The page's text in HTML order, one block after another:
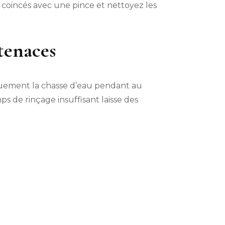
avec une pince et nettoyez les
la chasse d’eau pendant au
de rinçage insuffisant laisse des